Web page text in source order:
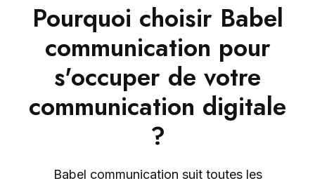
Pourquoi choisir Babel
communication pour
s'occuper de votre
communication digitale
?
Babel communication suit toutes les